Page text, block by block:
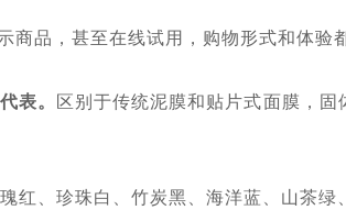
品，甚至在线试用，购物形式和体验
表。
区别于传统泥膜和贴片式面膜，
红、珍珠白、竹炭黑、海洋蓝、山茶绿